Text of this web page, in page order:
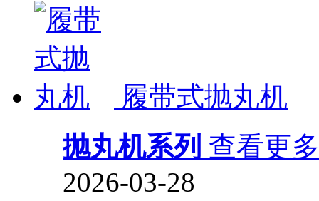
履带式抛丸机
抛丸机系列 查看更多
2026-03-28